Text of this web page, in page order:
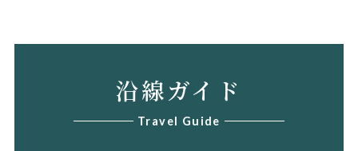
沿線ガイド
Travel Guide